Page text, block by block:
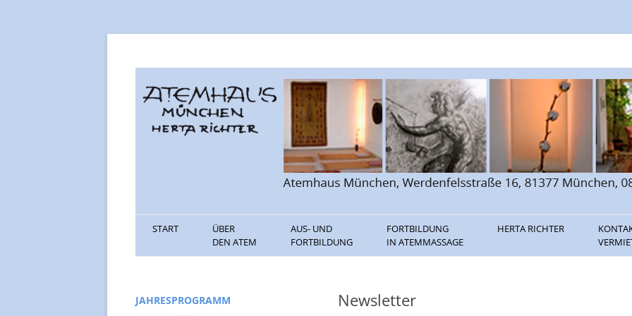
Atemhaus München
START
ÜBER
DEN ATEM
AUS- UND
FORTBILDUNG
FORTBILDUNG
IN ATEMMASSAGE
HERTA RICHTER
Newsletter
JAHRESPROGRAMM